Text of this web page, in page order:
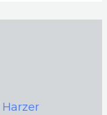
Harzer